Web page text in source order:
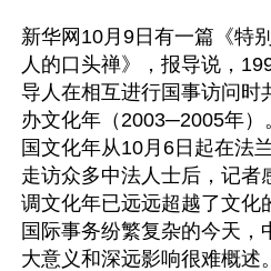
新华网10月9日有一篇《特
人的口头禅》，报导说，
导人在相互进行国事访问时
办文化年（2003─2005年）
国文化年从10月6日起在法
走访众多中法人士后，记者
调文化年已远远超越了文化
国际事务纷繁复杂的今天，
大意义和深远影响很难概述。